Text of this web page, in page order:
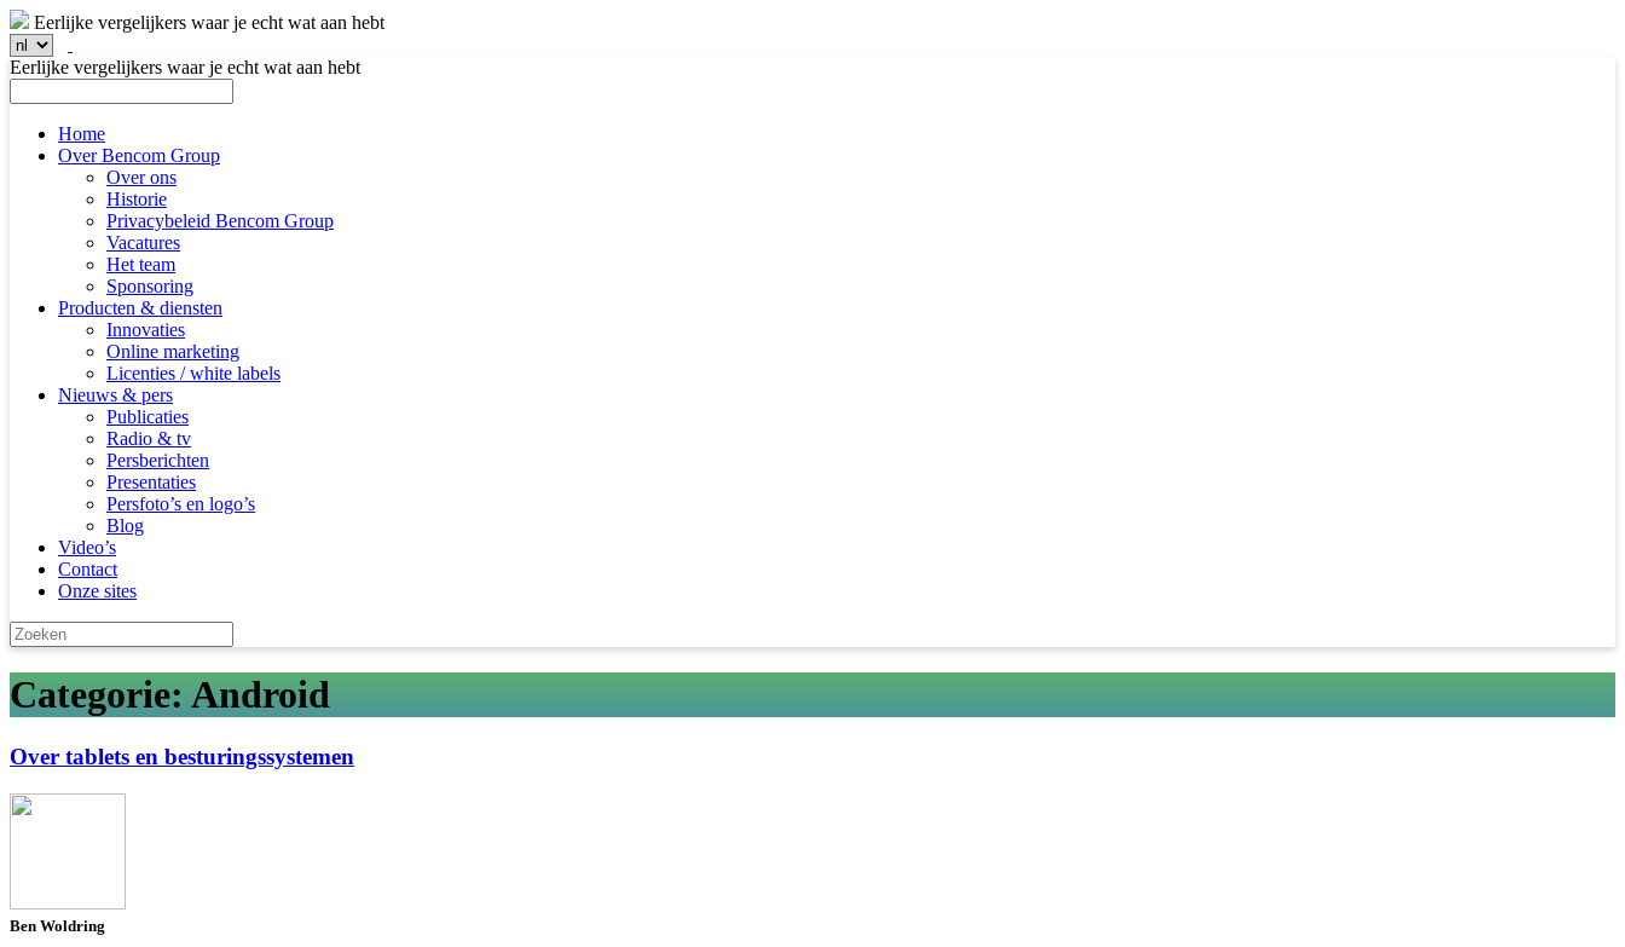
Eerlijke vergelijkers waar je echt wat aan hebt
Eerlijke vergelijkers waar je echt wat aan hebt
Home
Over Bencom Group
Over ons
Historie
Privacybeleid Bencom Group
Vacatures
Het team
Sponsoring
Producten & diensten
Innovaties
Online marketing
Licenties / white labels
Nieuws & pers
Publicaties
Radio & tv
Persberichten
Presentaties
Persfoto’s en logo’s
Blog
Video’s
Contact
Onze sites
Categorie: Android
Over tablets en besturingssystemen
Ben Woldring